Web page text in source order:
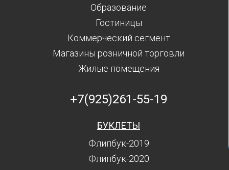
Образование
Гостиницы
Коммерческий сегмент
Магазины розничной торговли
Жилые помещения
+7(925)261-55-19
БУКЛЕТЫ
Флипбук-2019
Флипбук-2020